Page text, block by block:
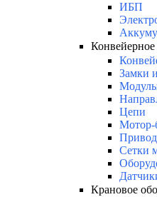
ИБП
Замки
Цепи
Мотор-
Сетки
Крановое